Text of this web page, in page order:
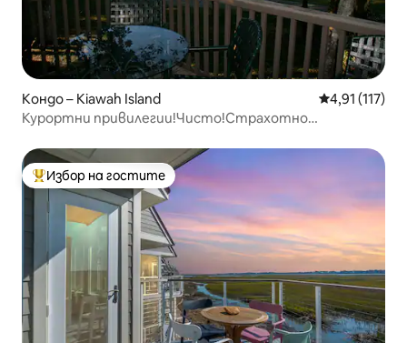
Кондо – Kiawah Island Средна
4,91 (117)
Курортни привилегии!Чисто!Страхотно
Най-популярен избор на гостите
Избор на гостите